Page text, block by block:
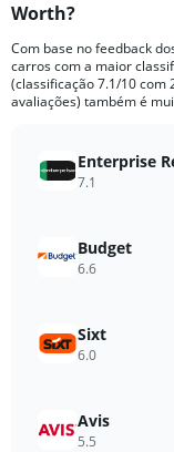
91
The
chart
has
axis
displaying
to
Worth?
Com base no feedback
carros com a maior
(classificação 7.1/10 com
avaliações) também é
Enterprise
7.1
Budget
6.6
Sixt
6.0
Avis
5.5